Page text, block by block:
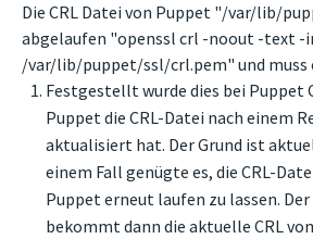
Die CRL Datei von Puppet "/var/lib/
abgelaufen "openssl crl -noout -text -
/var/lib/puppet/ssl/crl.pem" und muss
Festgestellt wurde dies bei Puppet
Puppet die CRL-Datei nach einem
aktualisiert hat. Der Grund ist
einem Fall genügte es, die CRL-
Puppet erneut laufen zu lassen.
bekommt dann die aktuelle CRL